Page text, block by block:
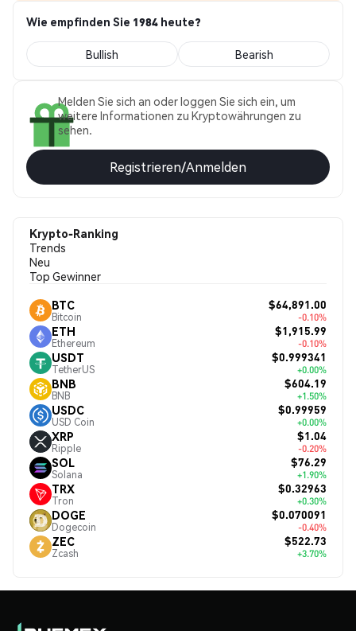
Wie empfinden Sie 1984 heute?
Bullish Bearish
Melden Sie sich an oder loggen Sie sich ein, um
weitere Informationen zu Kryptowährungen zu
sehen.
Registrieren/Anmelden
Krypto-Ranking
Trends
Neu
Top Gewinner
BTC
Bitcoin
$64,891.00
-0.10%
ETH
Ethereum
$1,915.99
-0.10%
USDT
TetherUS
$0.999341
+0.00%
BNB
BNB
$604.19
+1.50%
USDC
USD Coin
$0.99959
+0.00%
XRP
Ripple
$1.04
-0.20%
SOL
Solana
$76.29
+1.90%
TRX
Tron
$0.32963
+0.30%
DOGE
Dogecoin
$0.070091
-0.40%
ZEC
Zcash
$522.73
+3.70%